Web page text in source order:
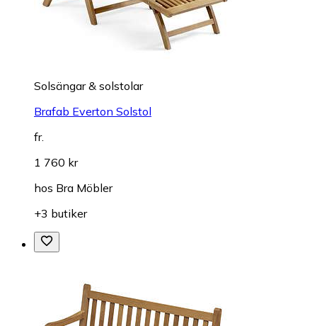
Solsängar & solstolar
Brafab Everton Solstol
fr.
1 760 kr
hos Bra Möbler
+3 butiker